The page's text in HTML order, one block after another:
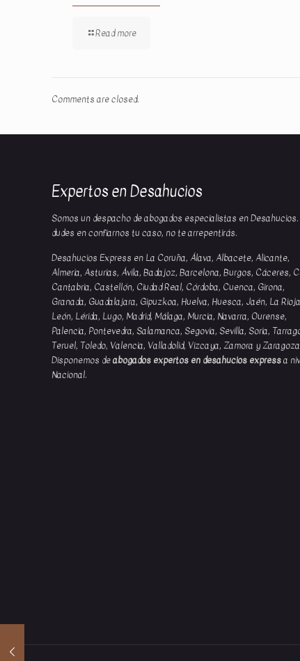
Read more
Comments are closed.
Expertos en Desahucios
Somos un despacho de abogados especialistas en Desahucios.
dudes en confiarnos tu caso, no te arrepentirás.
Desahucios Express en La Coruña, Álava, Albacete, Alicante,
Almería, Asturias, Ávila, Badajoz, Barcelona, Burgos, Cáceres,
Cantabria, Castellón, Ciudad Real, Córdoba, Cuenca, Girona,
Granada, Guadalajara, Gipuzkoa, Huelva, Huesca, Jaén, La
León, Lérida, Lugo, Madrid, Málaga, Murcia, Navarra, Ourense,
Palencia, Pontevedra, Salamanca, Segovia, Sevilla, Soria,
Teruel, Toledo, Valencia, Valladolid, Vizcaya, Zamora y
Disponemos deabogados expertos en desahucios expressa
Nacional.